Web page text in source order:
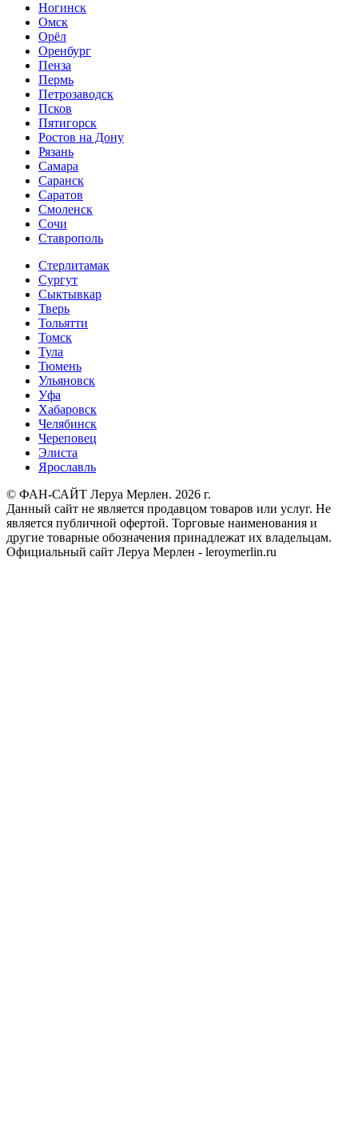
Ногинск
Омск
Орёл
Оренбург
Пенза
Пермь
Петрозаводск
Псков
Пятигорск
Ростов на Дону
Рязань
Самара
Саранск
Саратов
Смоленск
Сочи
Ставрополь
Стерлитамак
Сургут
Сыктывкар
Тверь
Тольятти
Томск
Тула
Тюмень
Ульяновск
Уфа
Хабаровск
Челябинск
Череповец
Элиста
Ярославль
© ФАН-САЙТ Леруа Мерлен. 2026 г.
Данный сайт не является продавцом товаров или услуг. Не
является публичной офертой. Торговые наименования и
другие товарные обозначения принадлежат их владельцам.
Официальный сайт Леруа Мерлен - leroymerlin.ru